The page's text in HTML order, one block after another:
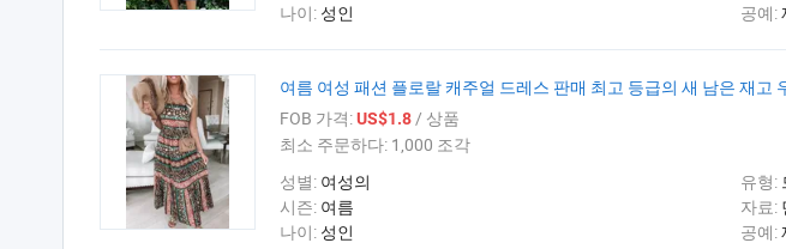
나이: 성인 공예:
여름 여성 패션 플로랄 캐주얼 드레스 판매 최고 등급의 새 남은 재고
FOB 가격:US$1.8/ 상품
최소 주문하다: 1,000 조각
성별: 여성의 유형:
시즌: 여름 자료:
나이: 성인 공예: